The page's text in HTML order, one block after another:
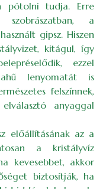
pótolni tudja. Erre
a
gipsz. Hiszen
kitágul, így
ezzel
lenyomatát is
felszínnek,
anyaggal
előállításának az a
a kristályvíz
kevesebbet, akkor
biztosítják, ha